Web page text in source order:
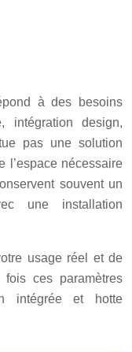
à des besoins
intégration design,
pas une solution
l’espace nécessaire
souvent un
une installation
usage réel et de
fois ces paramètres
intégrée et hotte